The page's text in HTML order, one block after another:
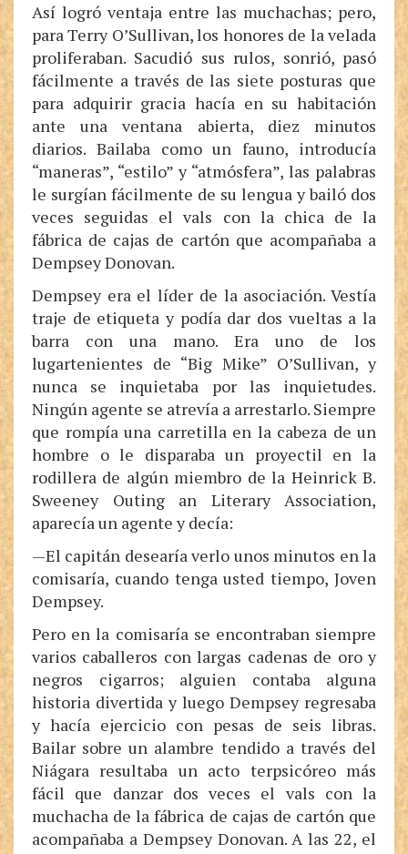
Así logró ventaja entre las muchachas; pero,
para Terry O’Sullivan, los honores de la velada
proliferaban. Sacudió sus rulos, sonrió, pasó
fácilmente a través de las siete posturas que
para adquirir gracia hacía en su habitación
ante una ventana abierta, diez minutos
diarios. Bailaba como un fauno, introducía
“maneras”, “estilo” y “atmósfera”, las palabras
le surgían fácilmente de su lengua y bailó dos
veces seguidas el vals con la chica de la
fábrica de cajas de cartón que acompañaba a
Dempsey Donovan.
Dempsey era el líder de la asociación. Vestía
traje de etiqueta y podía dar dos vueltas a la
barra con una mano. Era uno de los
lugartenientes de “Big Mike” O’Sullivan, y
nunca se inquietaba por las inquietudes.
Ningún agente se atrevía a arrestarlo. Siempre
que rompía una carretilla en la cabeza de un
hombre o le disparaba un proyectil en la
rodillera de algún miembro de la Heinrick B.
Sweeney Outing an Literary Association,
aparecía un agente y decía:
—El capitán desearía verlo unos minutos en la
comisaría, cuando tenga usted tiempo, Joven
Dempsey.
Pero en la comisaría se encontraban siempre
varios caballeros con largas cadenas de oro y
negros cigarros; alguien contaba alguna
historia divertida y luego Dempsey regresaba
y hacía ejercicio con pesas de seis libras.
Bailar sobre un alambre tendido a través del
Niágara resultaba un acto terpsicóreo más
fácil que danzar dos veces el vals con la
muchacha de la fábrica de cajas de cartón que
acompañaba a Dempsey Donovan. A las 22, el